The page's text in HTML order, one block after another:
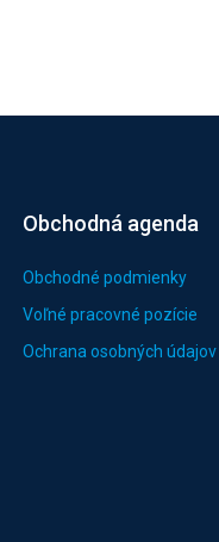
Obchodná agenda
Obchodné podmienky
Voľné pracovné pozície
Ochrana osobných údajov